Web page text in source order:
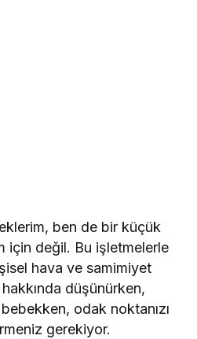
ben de bir küçük
için değil. Bu işletmelerle
hava ve samimiyet
düşünürken,
odak noktanızı
gerekiyor.